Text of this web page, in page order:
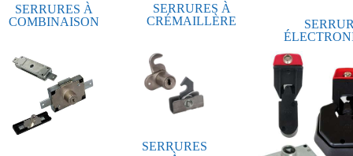
SERRURES À
COMBINAISON
SERRURES À
CRÉMAILLÈRE
SERRURES